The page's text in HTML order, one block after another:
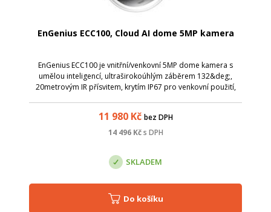
EnGenius ECC100, Cloud AI dome 5MP kamera
EnGenius ECC100 je vnitřní/venkovní 5MP dome kamera s
umělou inteligencí, ultraširokoúhlým záběrem 132&deg;,
20metrovým IR přísvitem, krytím IP67 pro venkovní použití,
11 980Kč bez DPH
14 496Kč s DPH
SKLADEM
Do košíku